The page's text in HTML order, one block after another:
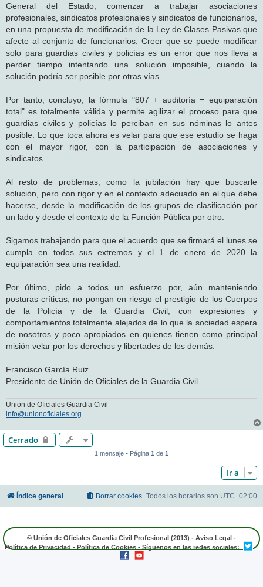
General del Estado, comenzar a trabajar asociaciones
profesionales, sindicatos profesionales y sindicatos de funcionarios,
en una propuesta de modificación de la Ley de Clases Pasivas que
afecte al conjunto de funcionarios. Creer que se puede modificar
solo para guardias civiles y policías es un error que nos lleva a
perder tiempo intentando una solución imposible, cuando la
solución podría ser posible por otras vías.
Por tanto, concluyo, la fórmula "807 + auditoría = equiparación
total" es totalmente válida y permite agilizar el proceso para que
guardias civiles y policías lo perciban en sus nóminas lo antes
posible. Lo que toca ahora es velar para que ese estudio se haga
con el mayor rigor, con la participación de asociaciones y
sindicatos.
Al resto de problemas, como la jubilación hay que buscarle
solución, pero con rigor y en el contexto adecuado en el que debe
hacerse, desde la modificación de los grupos de clasificación por
un lado y desde el contexto de la Función Pública por otro.
Sigamos trabajando para que el acuerdo que se firmará el lunes se
cumpla en todos sus extremos y el 1 de enero de 2020 la
equiparación sea una realidad.
Por último, pido a todos un esfuerzo por, aún manteniendo
posturas críticas, no pongan en riesgo el prestigio de los Cuerpos
de la Policía y de la Guardia Civil, con expresiones y
comportamientos totalmente alejados de lo que la sociedad espera
de nosotros y poco apropiados en quienes tienen como principal
misión velar por los derechos y libertades de los demás.
Francisco García Ruiz.
Presidente de Unión de Oficiales de la Guardia Civil.
Union de Oficiales Guardia Civil
info@unionoficiales.org
Cerrado
1 mensaje • Página 1 de 1
Ir a
Índice general Todos los horarios son UTC+02:00
Borrar cookies
© Unión de Oficiales Guardia Civil Profesional (2013) - Aviso Legal -
Política de Privacidad - Política de Cookies - Síguenos en las redes sociales: